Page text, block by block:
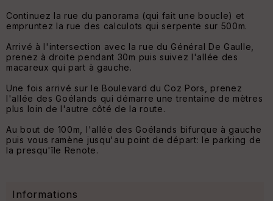
Continuez la rue du panorama (qui fait une boucle) et
empruntez la rue des calculots qui serpente sur 500m.
Arrivé à l'intersection avec la rue du Général De Gaulle,
prenez à droite pendant 30m puis suivez l'allée des
macareux qui part à gauche.
Une fois arrivé sur le Boulevard du Coz Pors, prenez
l'allée des Goélands qui démarre une trentaine de mètres
plus loin de l'autre côté de la route.
Au bout de 100m, l'allée des Goélands bifurque à gauche
puis vous ramène jusqu'au point de départ: le parking de
la presqu'île Renote.
Informations